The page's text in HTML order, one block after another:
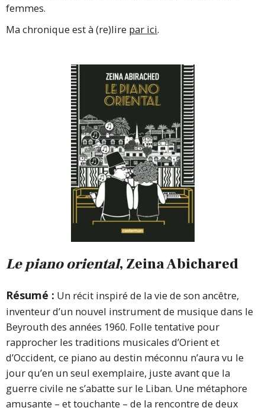
femmes.
Ma chronique est à (re)lire par ici.
Le piano oriental, Zeina Abichared
Résumé : Un récit inspiré de la vie de son ancêtre,
inventeur d’un nouvel instrument de musique dans le
Beyrouth des années 1960. Folle tentative pour
rapprocher les traditions musicales d’Orient et
d’Occident, ce piano au destin méconnu n’aura vu le
jour qu’en un seul exemplaire, juste avant que la
guerre civile ne s’abatte sur le Liban. Une métaphore
amusante – et touchante – de la rencontre de deux